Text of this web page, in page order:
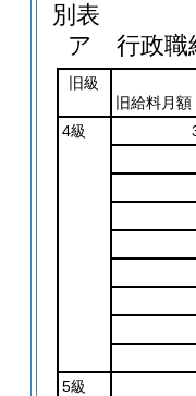
別表
ア 行政職
旧級
旧給料月額
4級
5級